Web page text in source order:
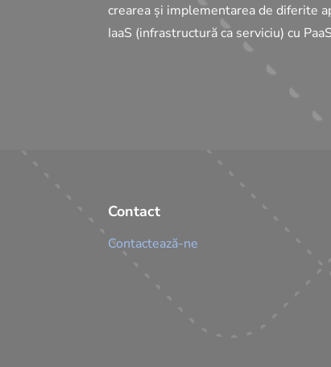
crearea și implementarea de diferite
IaaS (infrastructură ca serviciu) cu
Contact
Contactează-ne